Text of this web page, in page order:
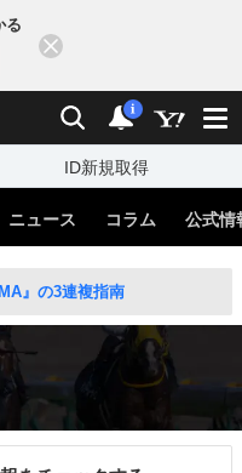
る
検索 通知
i
ID新規取得
ニュース コラム 公式情
』の3連複指南